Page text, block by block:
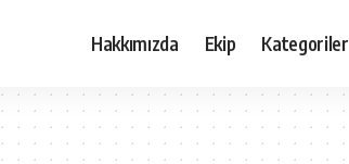
Hakkımızda Ekip Kategoriler